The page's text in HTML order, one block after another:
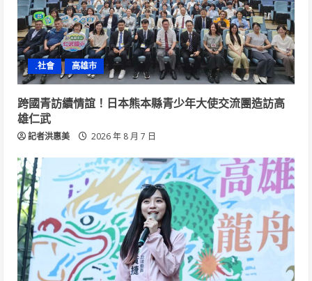
.社會 高雄市
跨國青訪續情誼！日本熊本縣青少年大使交流團造訪高
雄仁武
記者洪惠美 2026 年 8 月 7 日